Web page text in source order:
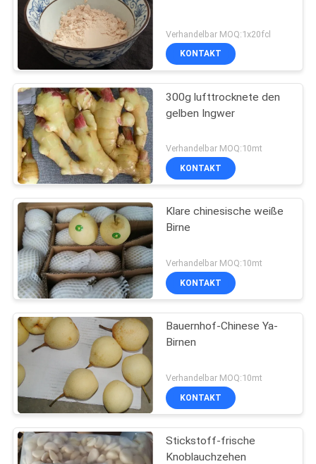
Verhandelbar MOQ:1x20fcl
KONTAKT
300g lufttrocknete den
gelben Ingwer
Verhandelbar MOQ:10mt
KONTAKT
Klare chinesische weiße
Birne
Verhandelbar MOQ:10mt
KONTAKT
Bauernhof-Chinese Ya-
Birnen
Verhandelbar MOQ:10mt
KONTAKT
Stickstoff-frische
Knoblauchzehen